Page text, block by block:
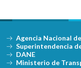
Agencia Nacional
Superintendencia
DANE
Ministerio de